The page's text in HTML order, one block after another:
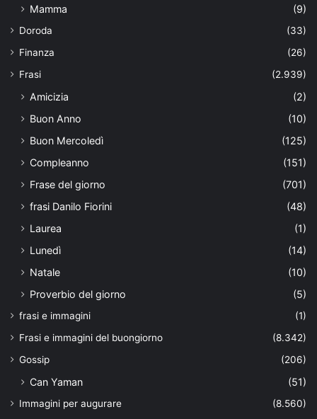
Mamma (9)
Doroda
(33)
Finanza
(26)
Frasi
(2.939)
Amicizia
(2)
Buon Anno
(10)
Buon Mercoledì
(125)
Compleanno
(151)
Frase del giorno
(701)
frasi Danilo Fiorini
(48)
Laurea
(1)
Lunedì
(14)
Natale
(10)
Proverbio del giorno
(5)
frasi e immagini
(1)
Frasi e immagini del buongiorno
(8.342)
Gossip
(206)
Can Yaman (51)
Immagini per augurare (8.560)